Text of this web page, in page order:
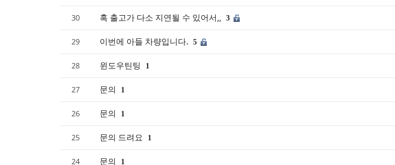
30 혹 출고가 다소 지연될 수 있어서,, 3
29 이번에 아들 차량입니다. 5
28 윈도우틴팅 1
27 문의 1
26 문의 1
25 문의 드려요 1
24 문의 1